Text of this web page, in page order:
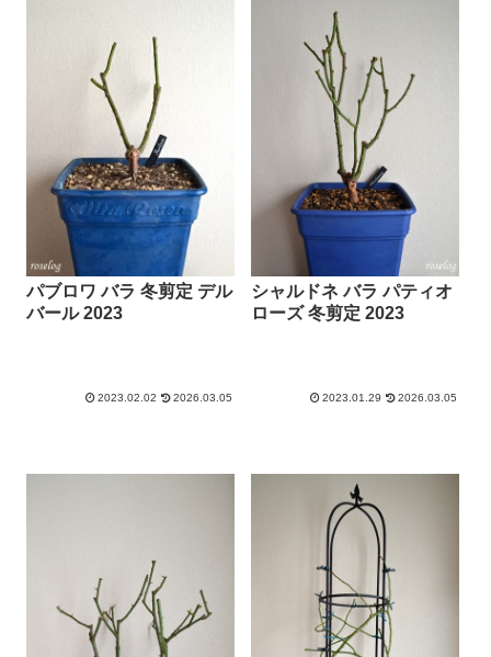
パブロワ バラ 冬剪定 デル
バール 2023
2023.02.02 2026.03.05
シャルドネ バラ パティオ
ローズ 冬剪定 2023
2023.01.29 2026.03.05